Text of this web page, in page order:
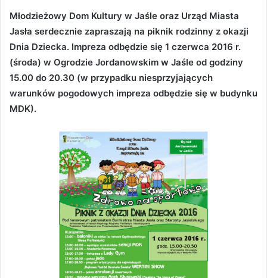
Młodzieżowy Dom Kultury w Jaśle oraz Urząd Miasta
Jasła serdecznie zapraszają na piknik rodzinny z okazji
Dnia Dziecka. Impreza odbędzie się 1 czerwca 2016 r.
(środa) w Ogrodzie Jordanowskim w Jaśle od godziny
15.00 do 20.30 (w przypadku niesprzyjających
warunków pogodowych impreza odbędzie się w budynku
MDK).